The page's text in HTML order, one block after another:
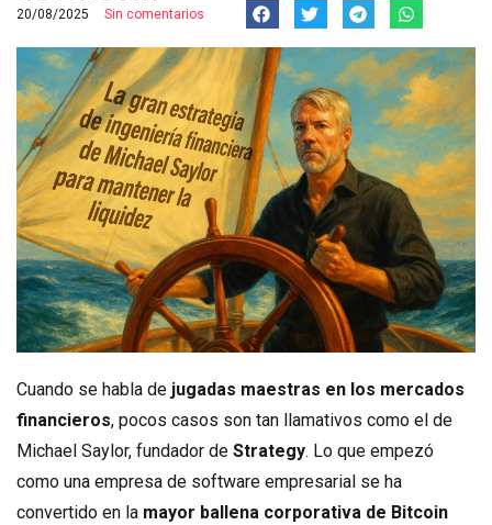
20/08/2025 Sin comentarios
Cuando se habla de jugadas maestras en los mercados
financieros, pocos casos son tan llamativos como el de
Michael Saylor, fundador de Strategy. Lo que empezó
como una empresa de software empresarial se ha
convertido en la mayor ballena corporativa de Bitcoin